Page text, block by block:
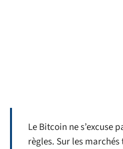
Le Bitcoin ne s’excuse
règles. Sur les